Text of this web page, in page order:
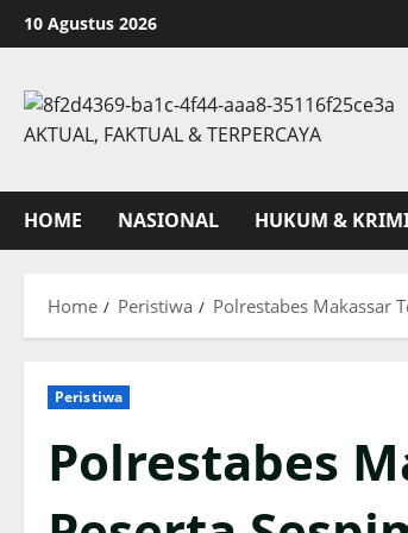
Skip
to
10 Agustus 2026
AKTUAL, FAKTUAL & TERPERCAYA
HOME NASIONAL HUKUM &
Home Peristiwa Polrestabes Makassar
Peristiwa
Polrestabes